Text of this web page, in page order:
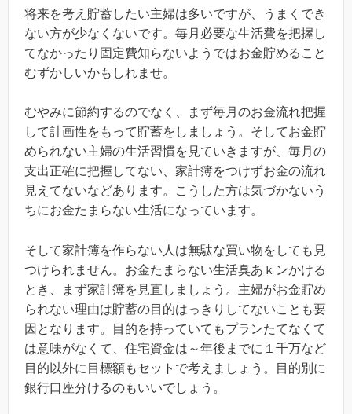
将来を考え貯蓄したい主婦は多いですが、うまくでき
ない方が少なくないです。毎月必要な生活費を把握し
てなかったり固定費知らないようではお金貯めること
むずかしいかもしれませ。
むやみに節約するのでなく、まず毎月のお金流れ把握
して計画性をもって貯蓄をしましょう。そしてお金貯
められない主婦の生活習慣を見ていきますが、毎月の
支出正確に把握してない、家計簿をつけずお金の流れ
見えてないなどあります。こうした方は気づかないう
ちにお金たまらない生活になっています。
そして家計簿を作らない人は無駄な買い物をしても見
つけられません。お金たまらない生活臭あｋンかける
とき、まず家計簿を見直しましょう。主婦がお金貯め
られない理由は貯蓄の目的はっきりしてないことも要
因となります。目的を持っていてもプランたてなくて
は意味がなくて、住宅資金は～年後までに１千万など
目的以外に目標額もセットで考えましょう。目的別に
銀行口座分けるのもいいでしょう。